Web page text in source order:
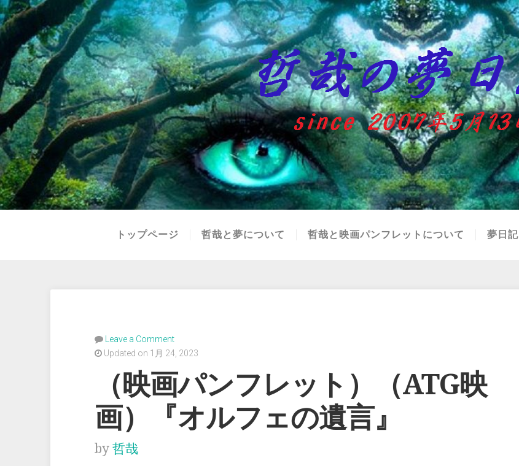
トップページ 哲哉と夢について 哲哉と映画パンフレットについて 夢日記
Leave a Comment
Updated on 1月 24, 2023
（映画パンフレット）（ATG映
画）『オルフェの遺言』
by 哲哉